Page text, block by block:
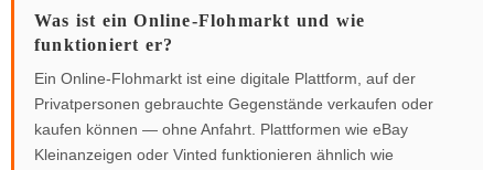
Was ist ein Online-Flohmarkt und wie
funktioniert er?
Ein Online-Flohmarkt ist eine digitale Plattform, auf der
Privatpersonen gebrauchte Gegenstände verkaufen oder
kaufen können — ohne Anfahrt. Plattformen wie eBay
Kleinanzeigen oder Vinted funktionieren ähnlich wie